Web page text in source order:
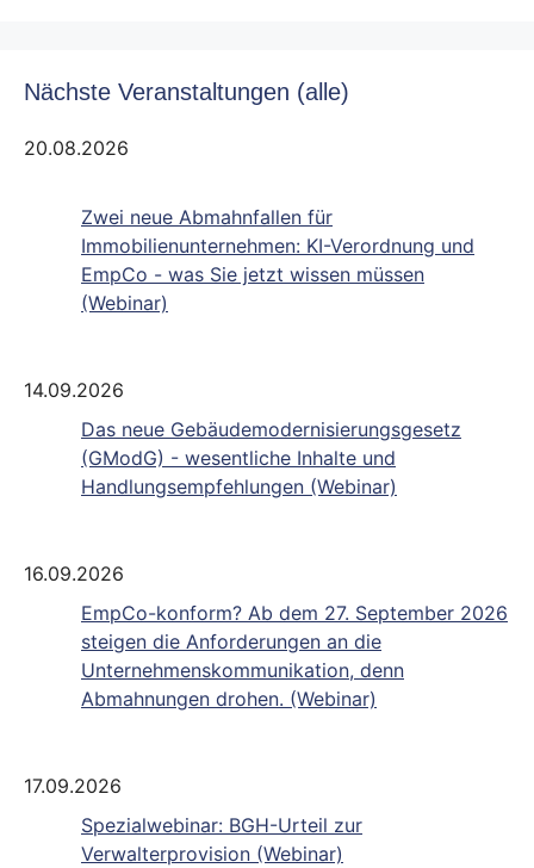
Nächste Veranstaltungen (alle)
20.08.2026
Zwei neue Abmahnfallen für
Immobilienunternehmen: KI-Verordnung und
EmpCo - was Sie jetzt wissen müssen
(Webinar)
14.09.2026
Das neue Gebäudemodernisierungsgesetz
(GModG) - wesentliche Inhalte und
Handlungsempfehlungen (Webinar)
16.09.2026
EmpCo-konform? Ab dem 27. September 2026
steigen die Anforderungen an die
Unternehmenskommunikation, denn
Abmahnungen drohen. (Webinar)
17.09.2026
Spezialwebinar: BGH-Urteil zur
Verwalterprovision (Webinar)